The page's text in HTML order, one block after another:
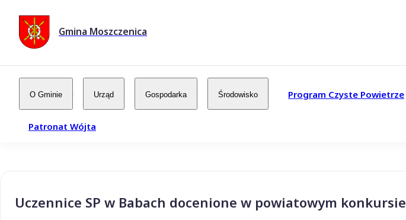
Gmina Moszczenica
O Gminie Urząd Gospodarka Środowisko Program Czyste Powietrze
Patronat Wójta
Uczennice SP w Babach docenione w powiatowym konkursie